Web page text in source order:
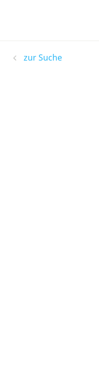
zur Suche